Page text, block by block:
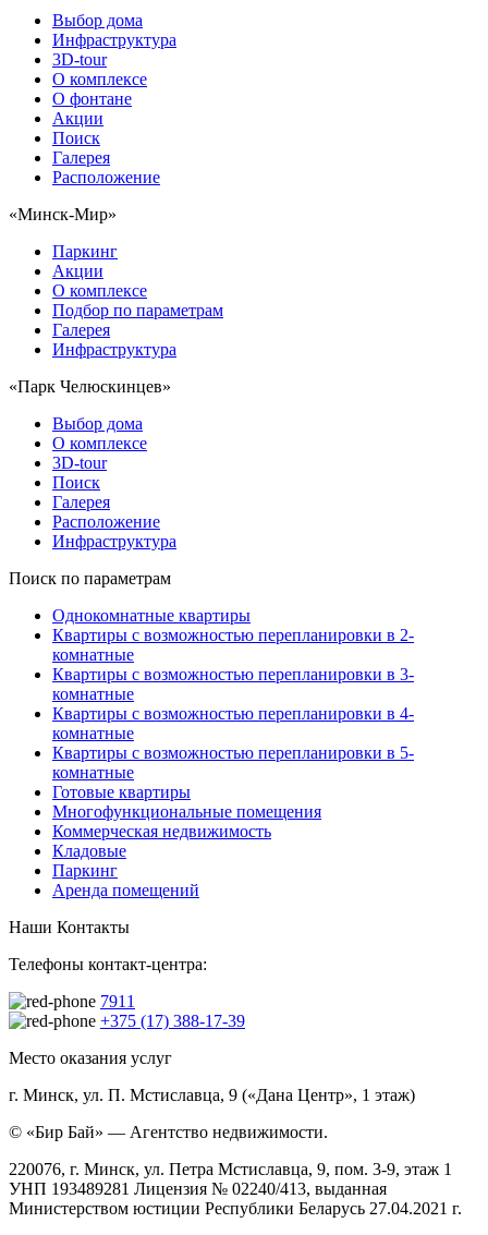
Выбор дома
Инфраструктура
3D-tour
О комплексе
О фонтане
Акции
Поиск
Галерея
Расположение
«Минск-Мир»
Паркинг
Акции
О комплексе
Подбор по параметрам
Галерея
Инфраструктура
«Парк Челюскинцев»
Выбор дома
О комплексе
3D-tour
Поиск
Галерея
Расположение
Инфраструктура
Поиск по параметрам
Однокомнатные квартиры
Квартиры с возможностью перепланировки в 2-
комнатные
Квартиры с возможностью перепланировки в 3-
комнатные
Квартиры с возможностью перепланировки в 4-
комнатные
Квартиры с возможностью перепланировки в 5-
комнатные
Готовые квартиры
Многофункциональные помещения
Коммерческая недвижимость
Кладовые
Паркинг
Аренда помещений
Наши Контакты
Телефоны контакт-центра:
7911
+375 (17) 388-17-39
Место оказания услуг
г. Минск, ул. П. Мстиславца, 9 («Дана Центр», 1 этаж)
© «Бир Бай» — Агентство недвижимости.
220076, г. Минск, ул. Петра Мстиславца, 9, пом. 3-9, этаж 1
УНП 193489281 Лицензия № 02240/413, выданная
Министерством юстиции Республики Беларусь 27.04.2021 г.